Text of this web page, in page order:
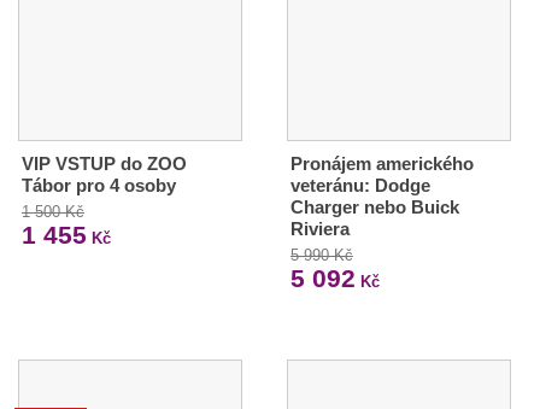
VIP VSTUP do ZOO
Tábor pro 4 osoby
1 500 Kč
1 455 Kč
Pronájem amerického
veteránu: Dodge
Charger nebo Buick
Riviera
5 990 Kč
5 092 Kč